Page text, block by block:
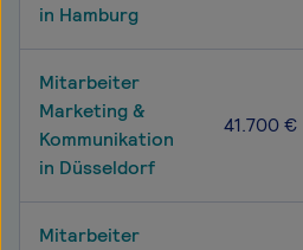
in Hamburg
Mitarbeiter
Marketing &
Kommunikation
in Düsseldorf
41.700 €
Mitarbeiter